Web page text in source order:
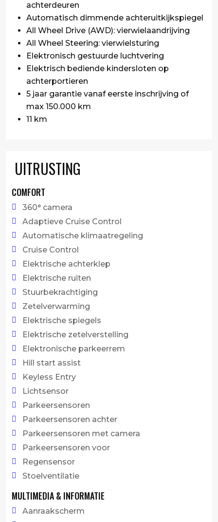
achterdeuren
Automatisch dimmende achteruitkijkspiegel
All Wheel Drive (AWD): vierwielaandrijving
All Wheel Steering: vierwielsturing
Elektronisch gestuurde luchtvering
Elektrisch bediende kindersloten op
achterportieren
5 jaar garantie vanaf eerste inschrijving of
max 150.000 km
11 km
UITRUSTING
COMFORT
360° camera
Adaptieve Cruise Control
Automatische klimaatregeling
Cruise Control
Elektrische achterklep
Elektrische ruiten
Stuurbekrachtiging
Zetelverwarming
Elektrische spiegels
Elektrische zetelverstelling
Elektronische parkeerrem
Hill start assist
Keyless Entry
Lichtsensor
Parkeersensoren
Parkeersensoren achter
Parkeersensoren met camera
Parkeersensoren voor
Regensensor
Stoelventilatie
MULTIMEDIA & INFORMATIE
Aanraakscherm